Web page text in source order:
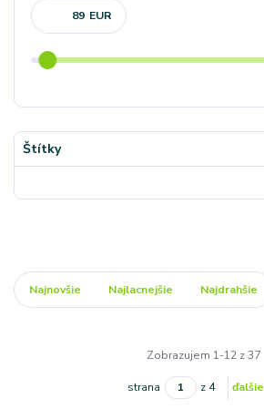
EUR
Štítky
Najnovšie Najlacnejšie Najdrahšie
Zobrazujem 1-12 z 37
strana z 4 ďalšie